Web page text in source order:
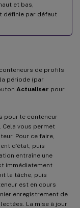
et bas,
définie par défaut
de profils
période (par
Actualiser pour
pour le conteneur
Cela vous permet
Pour ce faire,
d’état, puis
entraîne une
immédiatement
la tâche, puis
est en cours
enregistrement de
La mise à jour